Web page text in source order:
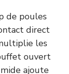
de poules
direct
les
ouvert
ajoute